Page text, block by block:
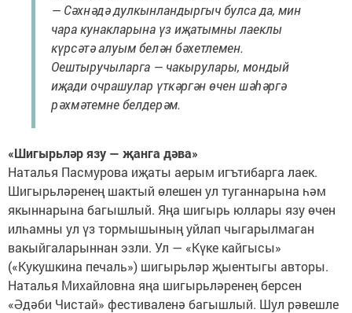
— Сәхнәдә дулкынландыргыч булса да, мин
чара кунакларына үз иҗатымны лаеклы
күрсәтә алуым белән бәхетлемен.
Оештыручыларга — чакырулары, мондый
иҗади очрашулар үткәргән өчен шәһәргә
рәхмәтемне белдерәм.
«Шигырьләр язу — җанга дәва»
Наталья Пасмурова иҗаты аерым игътибарга лаек.
Шигырьләренең шактый өлешен ул туганнарына һәм
якыннарына багышлый. Яңа шигырь юллары язу өчен
илһамны ул үз тормышының уйлап чыгарылмаган
вакыйгаларыннан эзли. Ул — «Күке кайгысы»
(«Кукушкина печаль») шигырьләр җыентыгы авторы.
Наталья Михайловна яңа шигырьләренең берсен
«Әдәби Чистай» фестиваленә багышлый. Шул рәвешле